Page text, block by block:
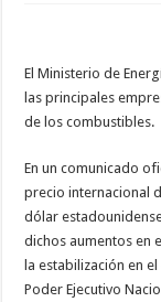
El Ministerio de
las principales
de los combustibles.
En un comunicado
precio internacional
dólar
dichos aumentos en
la estabilización en
Poder Ejecutivo